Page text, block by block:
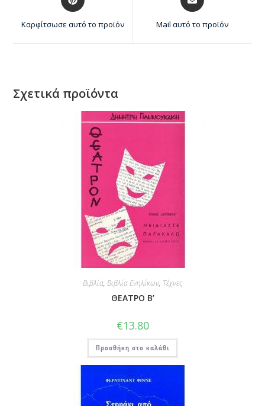
Καρφίτσωσε αυτό το προϊόν Mail αυτό το προϊόν
Σχετικά προϊόντα
Βιβλία, Βιβλία Ενηλίκων, Τέχνες
ΘΕΑΤΡΟ Β’
€13.80
Προσθήκη στο καλάθι